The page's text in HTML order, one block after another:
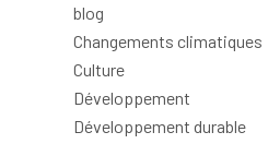
blog
Changements climatiques
Culture
Développement
Développement durable